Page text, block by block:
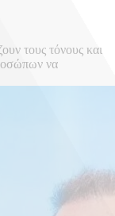
τους τόνους και
να